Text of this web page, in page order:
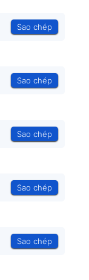
Sao chép
Sao chép
Sao chép
Sao chép
Sao chép